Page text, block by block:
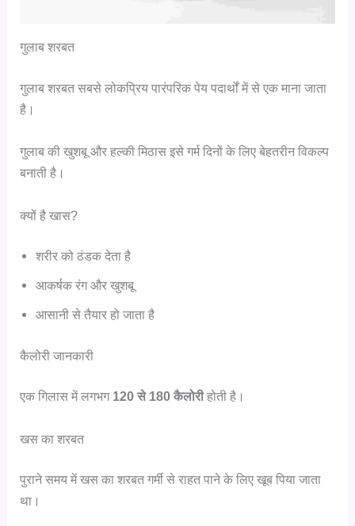
गुलाब शरबत
गुलाब शरबत सबसे लोकप्रिय पारंपरिक पेय पदार्थों में से एक माना जाता
है।
गुलाब की खुशबू और हल्की मिठास इसे गर्म दिनों के लिए बेहतरीन विकल्प
बनाती है।
क्यों है खास?
शरीर को ठंडक देता है
आकर्षक रंग और खुशबू
आसानी से तैयार हो जाता है
कैलोरी जानकारी
एक गिलास में लगभग 120 से 180 कैलोरीहोती है।
खस का शरबत
पुराने समय में खस का शरबत गर्मी से राहत पाने के लिए खूब पिया जाता
था।